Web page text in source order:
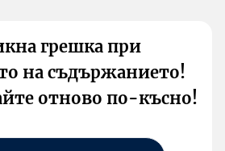
грешка при
на съдържанието!
отново по-късно!